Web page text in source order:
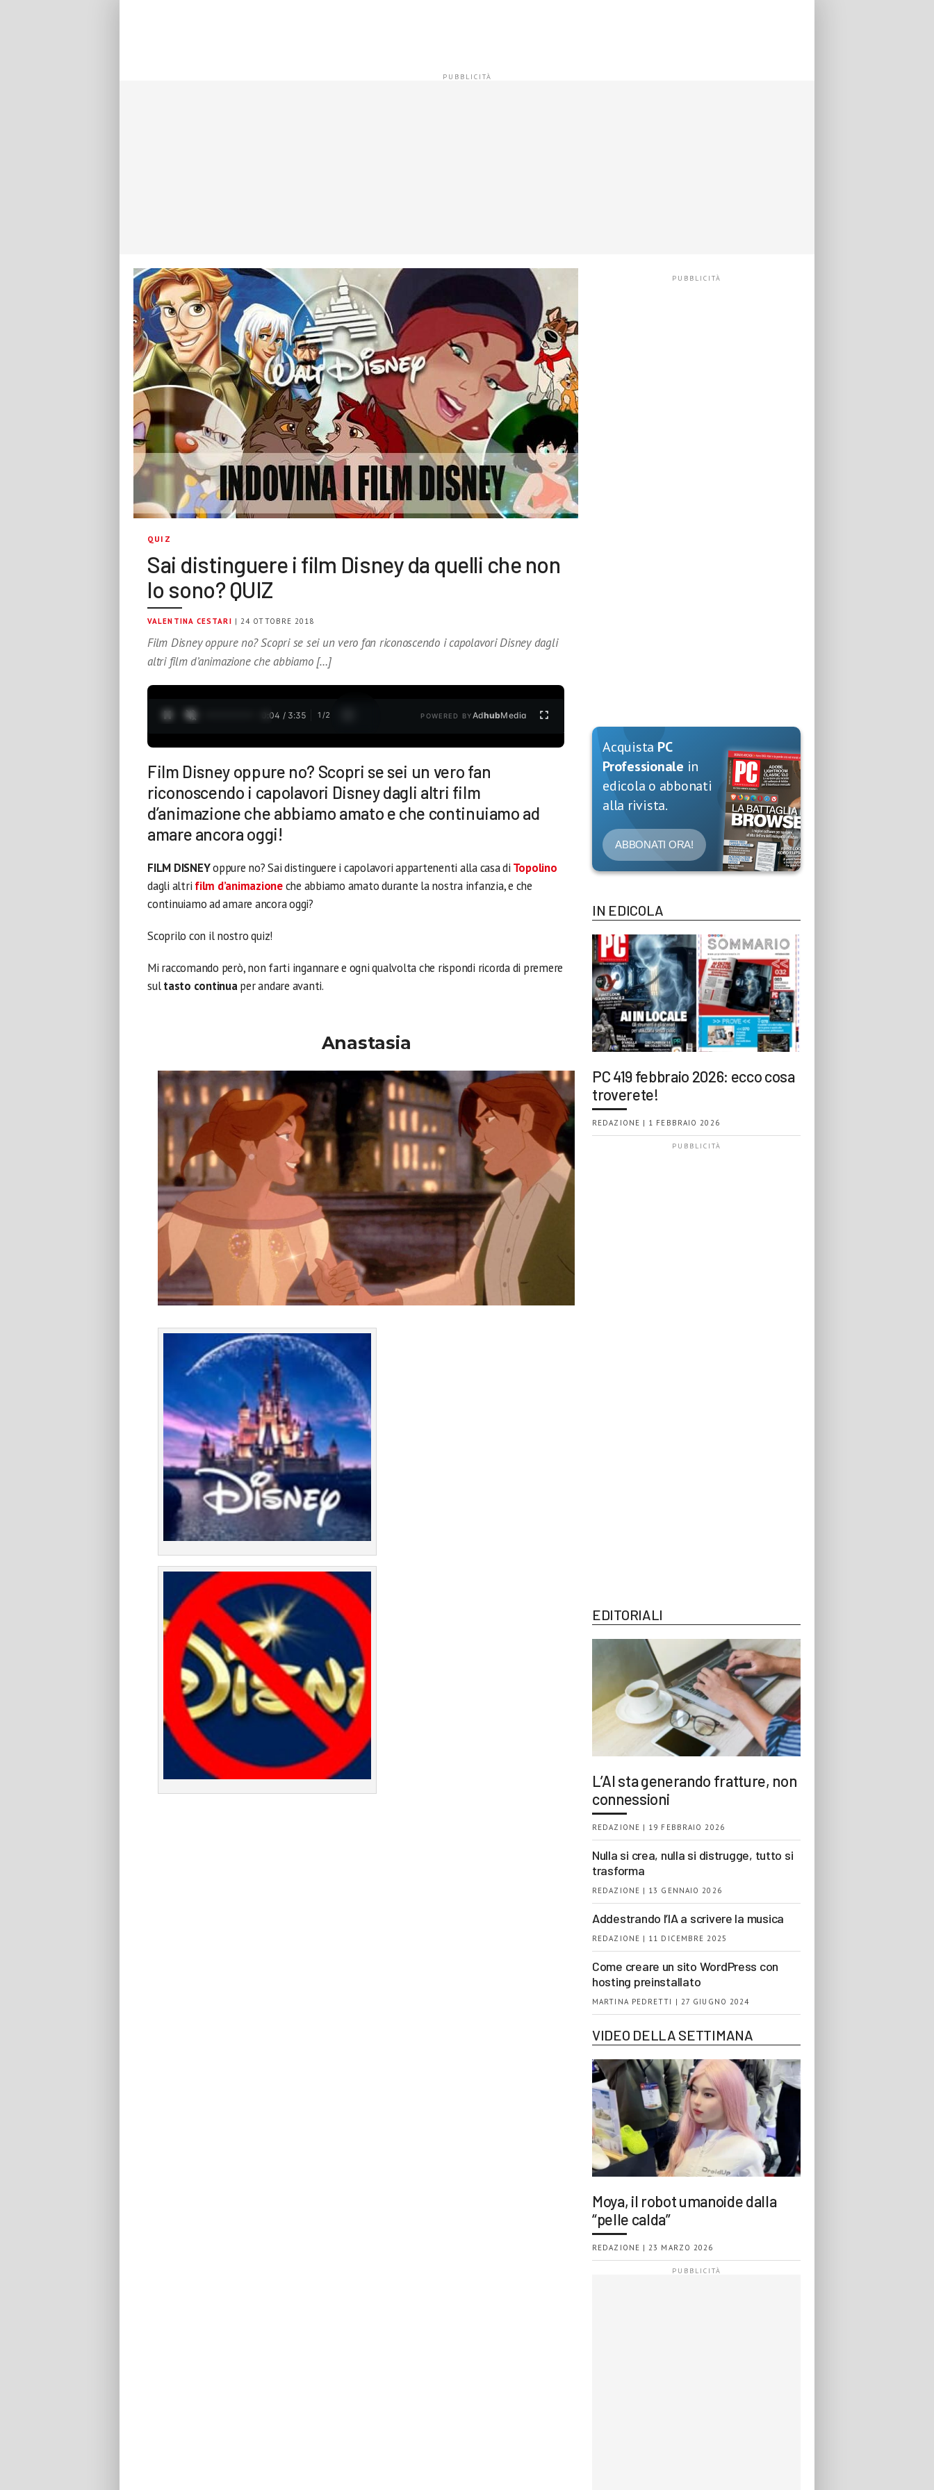
QUIZ
Sai distinguere i film Disney da quelli che non
lo sono? QUIZ
VALENTINA CESTARI | 24 OTTOBRE 2018
Film Disney oppure no? Scopri se sei un vero fan riconoscendo i capolavori Disney dagli
altri film d’animazione che abbiamo […]
0:05 / 3:35 1 /2 POWERED BYAdhubMedia
Film Disney oppure no? Scopri se sei un vero fan
riconoscendo i capolavori Disney dagli altri film
d’animazione che abbiamo amato e che continuiamo ad
amare ancora oggi!
FILM DISNEYoppure no? Sai distinguere i capolavori appartenenti alla casa di Topolino
dagli altri film d’animazioneche abbiamo amato durante la nostra infanzia, e che
continuiamo ad amare ancora oggi?
Scoprilo con il nostro quiz!
Mi raccomando però, non farti ingannare e ogni qualvolta che rispondi ricorda di premere
sultasto continuaper andare avanti.
Anastasia
Acquista PC
Professionale in
edicola o abbonati
alla rivista.
ABBONATI ORA!
IN EDICOLA
PC 419 febbraio 2026: ecco cosa
troverete!
REDAZIONE | 1 FEBBRAIO 2026
EDITORIALI
L’AI sta generando fratture, non
connessioni
REDAZIONE | 19 FEBBRAIO 2026
Nulla si crea, nulla si distrugge, tutto si
trasforma
REDAZIONE | 13 GENNAIO 2026
Addestrando l’IA a scrivere la musica
REDAZIONE | 11 DICEMBRE 2025
Come creare un sito WordPress con
hosting preinstallato
MARTINA PEDRETTI | 27 GIUGNO 2024
VIDEO DELLA SETTIMANA
Moya, il robot umanoide dalla
“pelle calda”
REDAZIONE | 23 MARZO 2026